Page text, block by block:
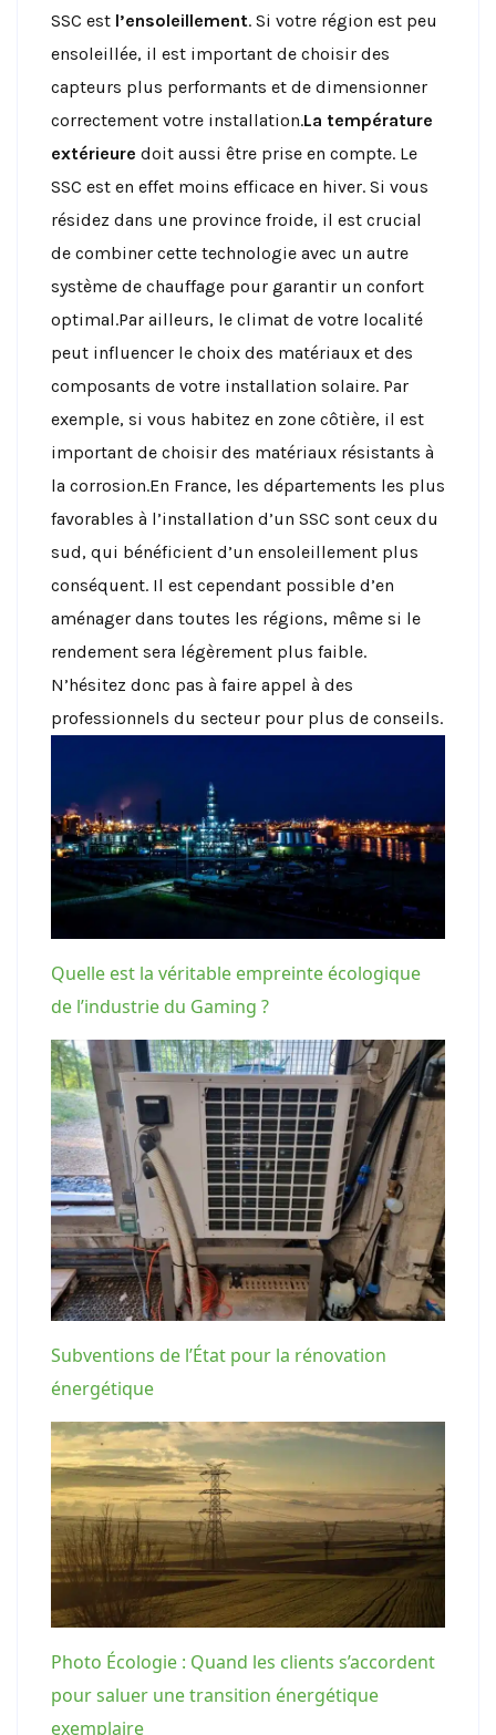
SSC est l’ensoleillement. Si votre région est peu
ensoleillée, il est important de choisir des
capteurs plus performants et de dimensionner
correctement votre installation.La température
extérieure doit aussi être prise en compte. Le
SSC est en effet moins efficace en hiver. Si vous
résidez dans une province froide, il est crucial
de combiner cette technologie avec un autre
système de chauffage pour garantir un confort
optimal.Par ailleurs, le climat de votre localité
peut influencer le choix des matériaux et des
composants de votre installation solaire. Par
exemple, si vous habitez en zone côtière, il est
important de choisir des matériaux résistants à
la corrosion.En France, les départements les plus
favorables à l’installation d’un SSC sont ceux du
sud, qui bénéficient d’un ensoleillement plus
conséquent. Il est cependant possible d’en
aménager dans toutes les régions, même si le
rendement sera légèrement plus faible.
N’hésitez donc pas à faire appel à des
professionnels du secteur pour plus de conseils.
Quelle est la véritable empreinte écologique
de l’industrie du Gaming ?
Subventions de l’État pour la rénovation
énergétique
Photo Écologie : Quand les clients s’accordent
pour saluer une transition énergétique
exemplaire